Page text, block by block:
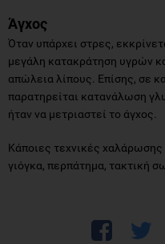
Άγχος
Όταν υπάρχει στρες,
μεγάλη κατακράτηση υγρών
απώλεια λίπους. Επίσης, σε
παρατηρείται κατανάλωση
ήταν να μετριαστεί το άγχος.
Κάποιες τεχνικές
γιόγκα, περπάτημα, τακτική